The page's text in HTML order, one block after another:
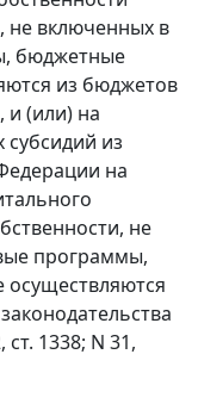
не включенных в
бюджетные
из бюджетов
и (или) на
субсидий из
на
не
программы,
1338; N 31,